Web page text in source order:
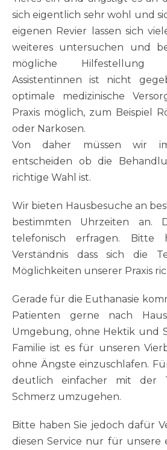
sich eigentlich sehr wohl und
eigenen Revier lassen sich
weiteres untersuchen und
mögliche Hilfestellung
Assistentinnen ist nicht
optimale medizinische
Praxis möglich, zum Beispiel
oder Narkosen.
Von daher müssen wir
entscheiden ob die
richtige Wahl ist.
Wir bieten Hausbesuche an
bestimmten Uhrzeiten an.
telefonisch erfragen. Bitte
Verständnis dass sich die
Möglichkeiten unserer Praxis
Gerade für die Euthanasie
Patienten gerne nach
Umgebung, ohne Hektik und
Familie ist es für unseren
ohne Ängste einzuschlafen.
deutlich einfacher mit der
Schmerz umzugehen.
Bitte haben Sie jedoch dafür
diesen Service nur für unsere